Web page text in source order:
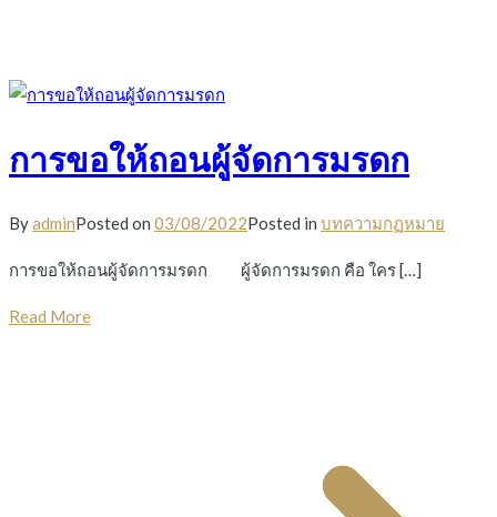
การขอให้ถอนผู้จัดการมรดก
ByadminPosted on 03/08/2022Posted in บทความกฏหมาย
การขอให้ถอนผู้จัดการมรดก ผู้จัดการมรดก คือ ใคร […]
Read More